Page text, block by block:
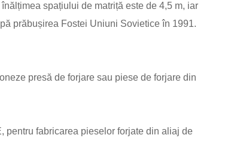
spațiului de matriță este de 4,5 m, iar
prăbușirea Fostei Uniuni Sovietice în 1991.
presă de forjare sau piese de forjare din
pentru fabricarea pieselor forjate din aliaj de